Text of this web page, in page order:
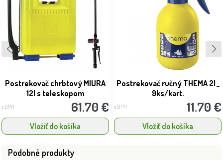
Postrekovač chrbtový MIURA
12l s teleskopom
s DPH 61.70 €
Vložiť do košíka
Postrekovač ručný THEMA 2l _
9ks/kart.
s DPH 11.70 €
Vložiť do košíka
Podobné produkty